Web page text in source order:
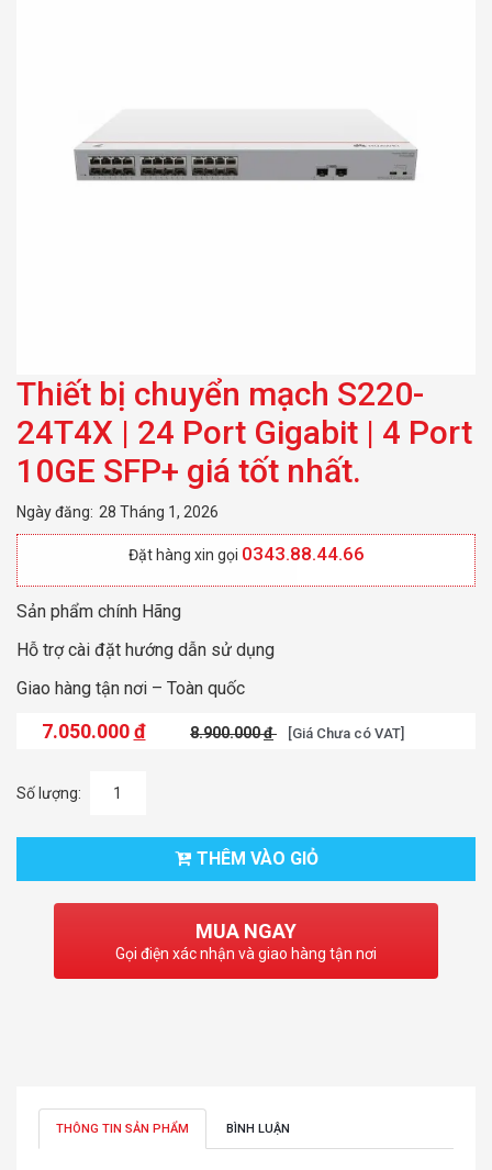
Thiết bị chuyển mạch S220-
24T4X | 24 Port Gigabit | 4 Port
10GE SFP+ giá tốt nhất.
Ngày đăng: 28 Tháng 1, 2026
Đặt hàng xin gọi 0343.88.44.66
Sản phẩm chính Hãng
Hỗ trợ cài đặt hướng dẫn sử dụng
Giao hàng tận nơi – Toàn quốc
7.050.000đ 8.900.000đ [Giá Chưa có VAT]
Số lượng:
THÊM VÀO GIỎ
MUA NGAY
Gọi điện xác nhận và giao hàng tận nơi
THÔNG TIN SẢN PHẨM BÌNH LUẬN